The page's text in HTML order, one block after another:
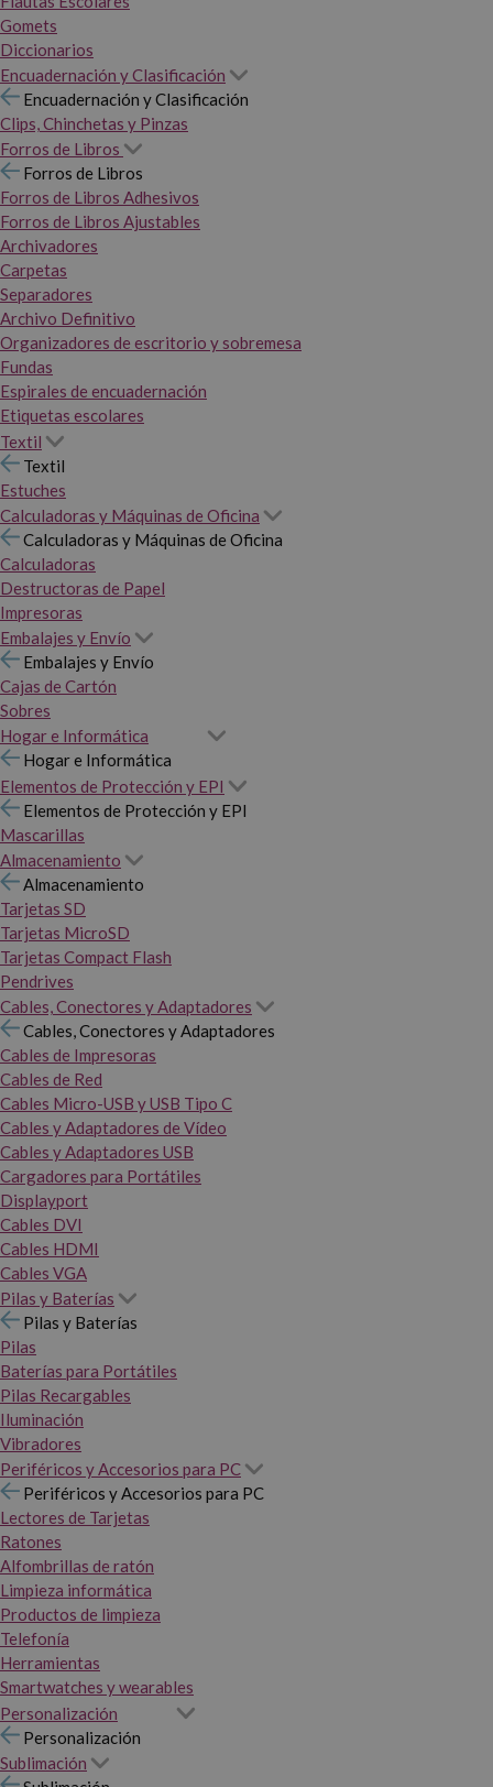
Gomets
Diccionarios
Encuadernación y Clasificación
Encuadernación y Clasificación
Clips, Chinchetas y Pinzas
Forros de Libros
Forros de Libros
Forros de Libros Adhesivos
Forros de Libros Ajustables
Archivadores
Carpetas
Separadores
Archivo Definitivo
Organizadores de escritorio y sobremesa
Fundas
Espirales de encuadernación
Etiquetas escolares
Textil
Textil
Estuches
Calculadoras y Máquinas de Oficina
Calculadoras y Máquinas de Oficina
Calculadoras
Destructoras de Papel
Impresoras
Embalajes y Envío
Embalajes y Envío
Cajas de Cartón
Sobres
Hogar e Informática
Hogar e Informática
Elementos de Protección y EPI
Elementos de Protección y EPI
Mascarillas
Almacenamiento
Almacenamiento
Tarjetas SD
Tarjetas MicroSD
Tarjetas Compact Flash
Pendrives
Cables, Conectores y Adaptadores
Cables, Conectores y Adaptadores
Cables de Impresoras
Cables de Red
Cables Micro-USB y USB Tipo C
Cables y Adaptadores de Vídeo
Cables y Adaptadores USB
Cargadores para Portátiles
Displayport
Cables DVI
Cables HDMI
Cables VGA
Pilas y Baterías
Pilas y Baterías
Pilas
Baterías para Portátiles
Pilas Recargables
Iluminación
Vibradores
Periféricos y Accesorios para PC
Periféricos y Accesorios para PC
Lectores de Tarjetas
Ratones
Alfombrillas de ratón
Limpieza informática
Productos de limpieza
Telefonía
Herramientas
Smartwatches y wearables
Personalización
Personalización
Sublimación